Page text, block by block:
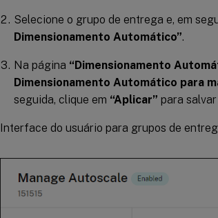
Selecione o grupo de entrega e, em
Dimensionamento Automático”.
Na página “Dimensionamento
Dimensionamento Automático para
seguida, clique em “Aplicar” para
Interface do usuário para grupos de